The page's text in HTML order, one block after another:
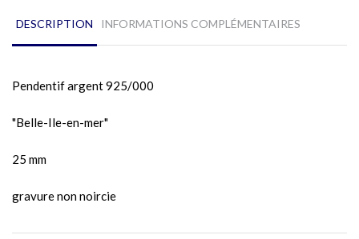
DESCRIPTION INFORMATIONS COMPLÉMENTAIRES
Pendentif argent 925/000
"Belle-Ile-en-mer"
25 mm
gravure non noircie